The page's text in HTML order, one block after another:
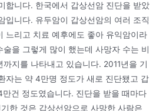
합니다. 한국에서 갑상선암 진단을 받았
입니다. 유두암이 갑상선암의 여러 조직
느리고 치료 예후에도 좋아 유익암이라
을 그렇게 많이 했는데 사망자 수는 비
까지를 나타내고 있습니다. 2011년을 기
자는 약 4만명 정도가 새로 진단됐고 갑
건 정도였습니다. 진단을 받을 때마다
한 것은 갑상선암으로 사망한 사람은